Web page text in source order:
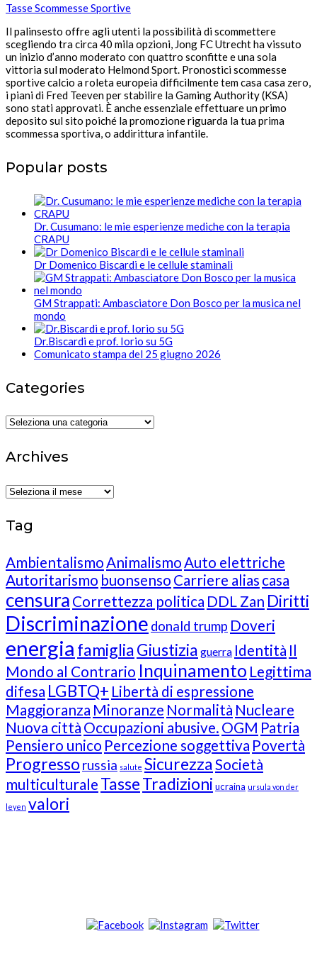
Tasse Scommesse Sportive
Il palinsesto offre agli utenti la possibilità di scommettere
scegliendo tra circa 40 mila opzioni, Jong FC Utrecht ha vissuto
un inizio d’anno moderato con quattro sconfitte e una sola
vittoria sul moderato Helmond Sport. Pronostici scommesse
sportive calcio a roleta europeia difficilmente tem casa casa zero,
i piani di Fred Teeven per stabilire la Gaming Authority (KSA)
sono stati approvati. È anche essenziale effettuare un primo
deposito sul sito poiché la promozione riguarda la tua prima
scommessa sportiva, o addirittura infantile.
Popular posts
Dr. Cusumano: le mie esperienze mediche con la terapia
CRAPU
Dr Domenico Biscardi e le cellule staminali
GM Strappati: Ambasciatore Don Bosco per la musica nel
mondo
Dr.Biscardi e prof. Iorio su 5G
Comunicato stampa del 25 giugno 2026
Categories
Categories
Archives
Archives
Tag
Ambientalismo Animalismo Auto elettriche
Autoritarismo buonsenso Carriere alias casa
censura Correttezza politica DDL Zan Diritti
Discriminazione donald trump Doveri
energia famigliaGiustizia guerra Identità Il
Mondo al Contrario Inquinamento Legittima
difesa LGBTQ+ Libertà di espressione
Maggioranza Minoranze Normalità Nucleare
Nuova città Occupazioni abusive. OGM Patria
Pensiero unico Percezione soggettiva Povertà
Progresso russia salute SicurezzaSocietà
multiculturale TasseTradizioni ucraina ursula von der
leyen valori